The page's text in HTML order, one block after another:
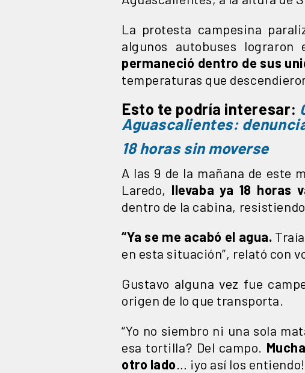
La protesta campesina
algunos autobuses lograron
permaneció dentro de sus
temperaturas que
Esto te podría interesar:
Aguascalientes:
18 horas sin moverse
A las 9 de la mañana de este
Laredo, llevaba ya 18 horas
dentro de la cabina,
“Ya se me acabó el agua.
en esta situación”, relató con
Gustavo alguna vez fue
origen de lo que transporta.
“Yo no siembro ni una sola
esa tortilla? Del campo.
otro lado … ¡yo así los